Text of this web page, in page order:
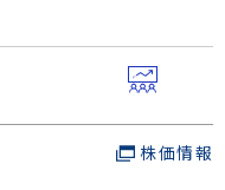
株価情報